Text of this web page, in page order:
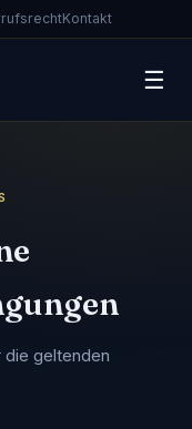
Kontakt
☰
die geltenden